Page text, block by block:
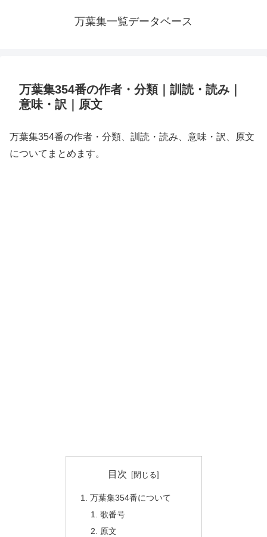
万葉集一覧データベース
万葉集354番の作者・分類｜訓読・読み｜
意味・訳｜原文
万葉集354番の作者・分類、訓読・読み、意味・訳、原文
についてまとめます。
目次
万葉集354番について
歌番号
原文